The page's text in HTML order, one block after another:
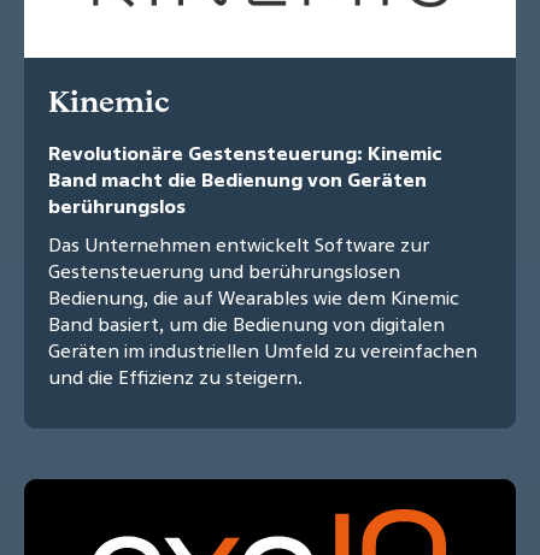
Kinemic
Revolutionäre Gestensteuerung: Kinemic
Band macht die Bedienung von Geräten
berührungslos
Das Unternehmen entwickelt Software zur
Gestensteuerung und berührungslosen
Bedienung, die auf Wearables wie dem Kinemic
Band basiert, um die Bedienung von digitalen
Geräten im industriellen Umfeld zu vereinfachen
und die Effizienz zu steigern.